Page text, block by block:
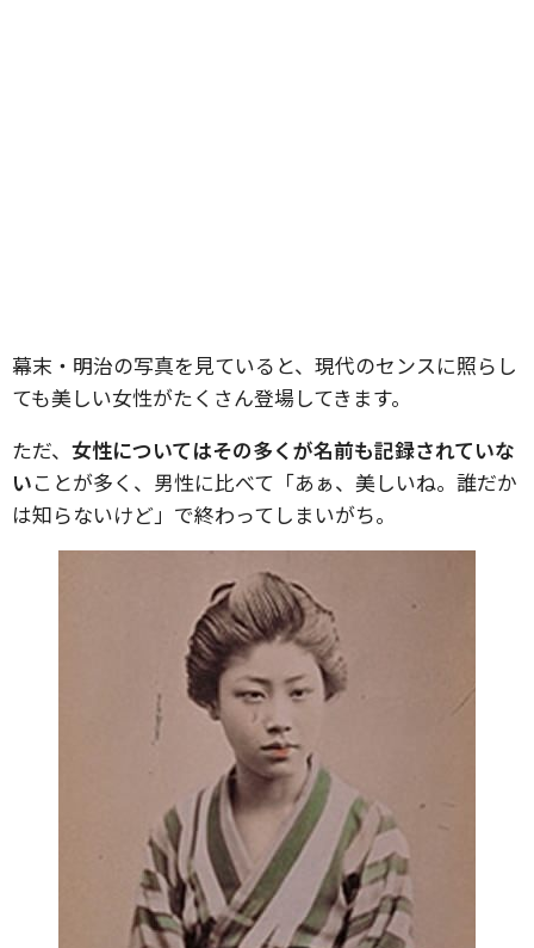
幕末・明治の写真を見ていると、現代のセンスに照らし
ても美しい女性がたくさん登場してきます。
ただ、 女性についてはその多くが名前も記録されていな
いことが多く、男性に比べて「あぁ、美しいね。誰だか
は知らないけど」で終わってしまいがち。